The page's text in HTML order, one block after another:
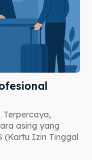
Terpercaya,
asing yang
(Kartu Izin Tinggal